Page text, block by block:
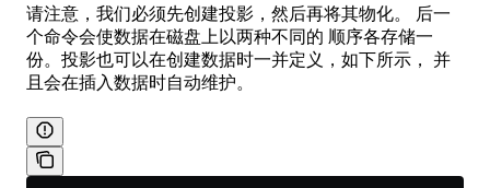
请注意，我们必须先创建投影，然后再将其物化。 后一
个命令会使数据在磁盘上以两种不同的 顺序各存储一
份。投影也可以在创建数据时一并定义，如下所示， 并
且会在插入数据时自动维护。